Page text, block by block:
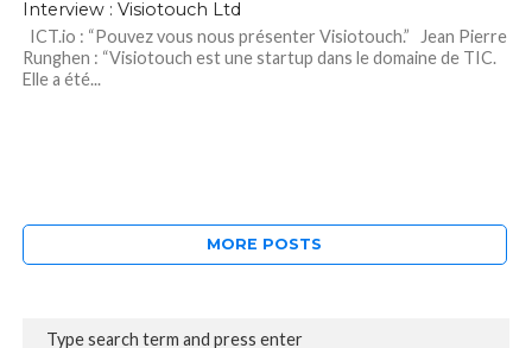
Interview : Visiotouch Ltd
ICT.io : “Pouvez vous nous présenter Visiotouch.” Jean Pierre
Runghen : “Visiotouch est une startup dans le domaine de TIC.
Elle a été...
MORE POSTS